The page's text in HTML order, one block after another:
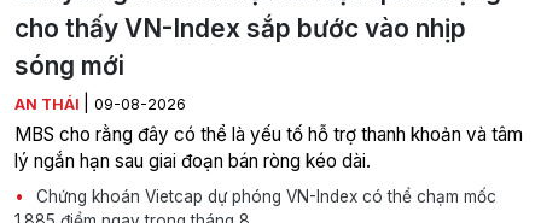
cho thấy VN-Index sắp bước vào nhịp
sóng mới
AN THÁI 09-08-2026
MBS cho rằng đây có thể là yếu tố hỗ trợ thanh khoản và tâm
lý ngắn hạn sau giai đoạn bán ròng kéo dài.
Chứng khoán Vietcap dự phóng VN-Index có thể chạm mốc